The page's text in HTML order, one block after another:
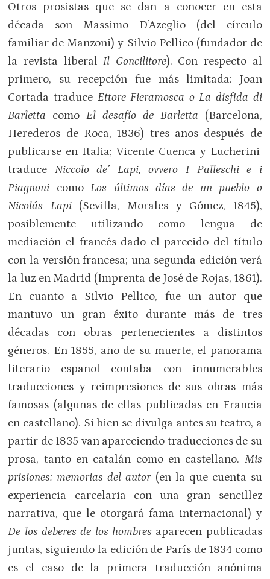
Otros prosistas que se dan a conocer en esta
década son Massimo D’Azeglio (del círculo
familiar de Manzoni) y Silvio Pellico (fundador de
la revista liberalIl Concilitore). Con respecto al
primero, su recepción fue más limitada: Joan
Cortada traduce Ettore Fieramosca o La disfida di
Barletta comoEl desafío de Barletta (Barcelona,
Herederos de Roca, 1836) tres años después de
publicarse en Italia; Vicente Cuenca y Lucherini
traduce Niccolo de’ Lapi, ovvero I Palleschi e i
Piagnoni comoLos últimos días de un pueblo o
Nicolás Lapi(Sevilla, Morales y Gómez, 1845),
posiblemente utilizando como lengua de
mediación el francés dado el parecido del título
con la versión francesa; una segunda edición verá
la luz en Madrid (Imprenta de José de Rojas, 1861).
En cuanto a Silvio Pellico, fue un autor que
mantuvo un gran éxito durante más de tres
décadas con obras pertenecientes a distintos
géneros. En 1855, año de su muerte, el panorama
literario español contaba con innumerables
traducciones y reimpresiones de sus obras más
famosas (algunas de ellas publicadas en Francia
en castellano). Si bien se divulga antes su teatro, a
partir de 1835 van apareciendo traducciones de su
prosa, tanto en catalán como en castellano. Mis
prisiones: memorias del autor (en la que cuenta su
experiencia carcelaria con una gran sencillez
narrativa, que le otorgará fama internacional) y
De los deberes de los hombres aparecen publicadas
juntas, siguiendo la edición de París de 1834 como
es el caso de la primera traducción anónima